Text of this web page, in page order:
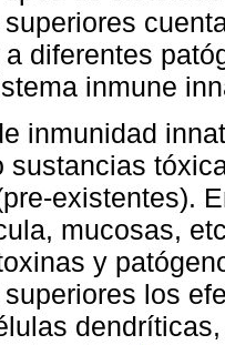
diferentes
inmune
inmunidad
sustancias
existentes).
mucosas,
y
los